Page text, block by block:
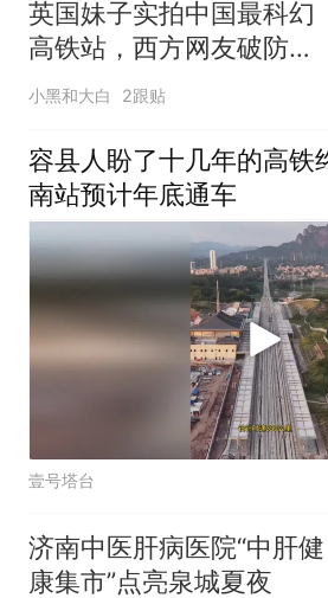
英国妹子实拍中国最科幻
高铁站，西方网友破防：
我们在原始社会
小黑和大白 2跟贴
容县人盼了十几年的高铁
南站预计年底通车
壹号塔台
济南中医肝病医院“中肝健
康集市”点亮泉城夏夜